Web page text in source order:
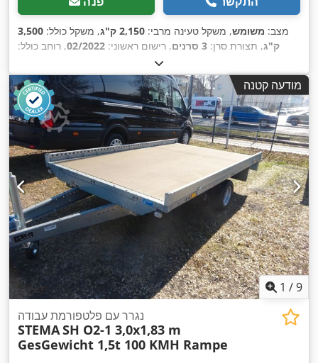
מצב: משומש, משקל טעינה מרבי: 2,150 ק"ג , משקל כולל: 3,500
ק"ג, תצורת סרן: 3 סרנים , רישום ראשוני: 02/2022, רוחב כולל:
2,150 מ"מ,
מודעה קטנה
1 /9
נגרר עם פלטפורמת עבודה
STEMASH O2-1 3,0x1,83 m
GesGewicht 1,5t 100 KMH Rampe